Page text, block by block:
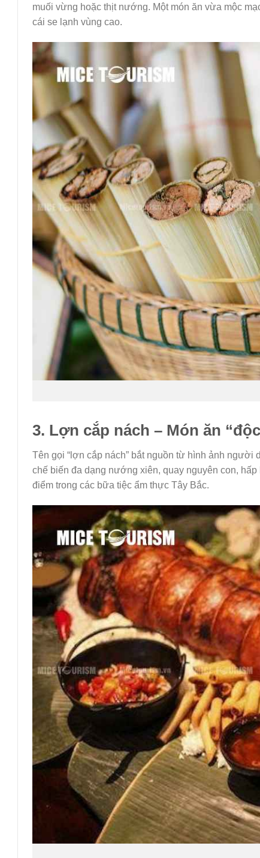
muối vừng hoặc thịt nướng. Một món ăn vừa mộc
cái se lạnh vùng cao.
3. Lợn cắp nách – Món ăn
Tên gọi “lợn cắp nách” bắt nguồn từ hình ảnh
chế biến đa dạng nướng xiên, quay nguyên con,
điểm trong các bữa tiệc ẩm thực Tây Bắc.